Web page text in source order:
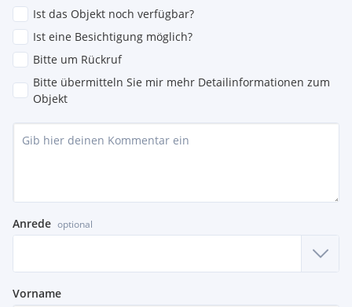
Ist das Objekt noch verfügbar?
Ist eine Besichtigung möglich?
Bitte um Rückruf
Bitte übermitteln Sie mir mehr Detailinformationen zum
Objekt
Anrede optional
Vorname